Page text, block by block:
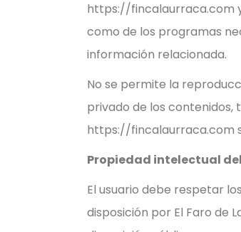
https://fincalaurraca.com
como de los programas
información relacionada.
No se permite la
privado de los contenidos,
https://fincalaurraca.com
Propiedad intelectual
El usuario debe respetar
disposición por El Faro de